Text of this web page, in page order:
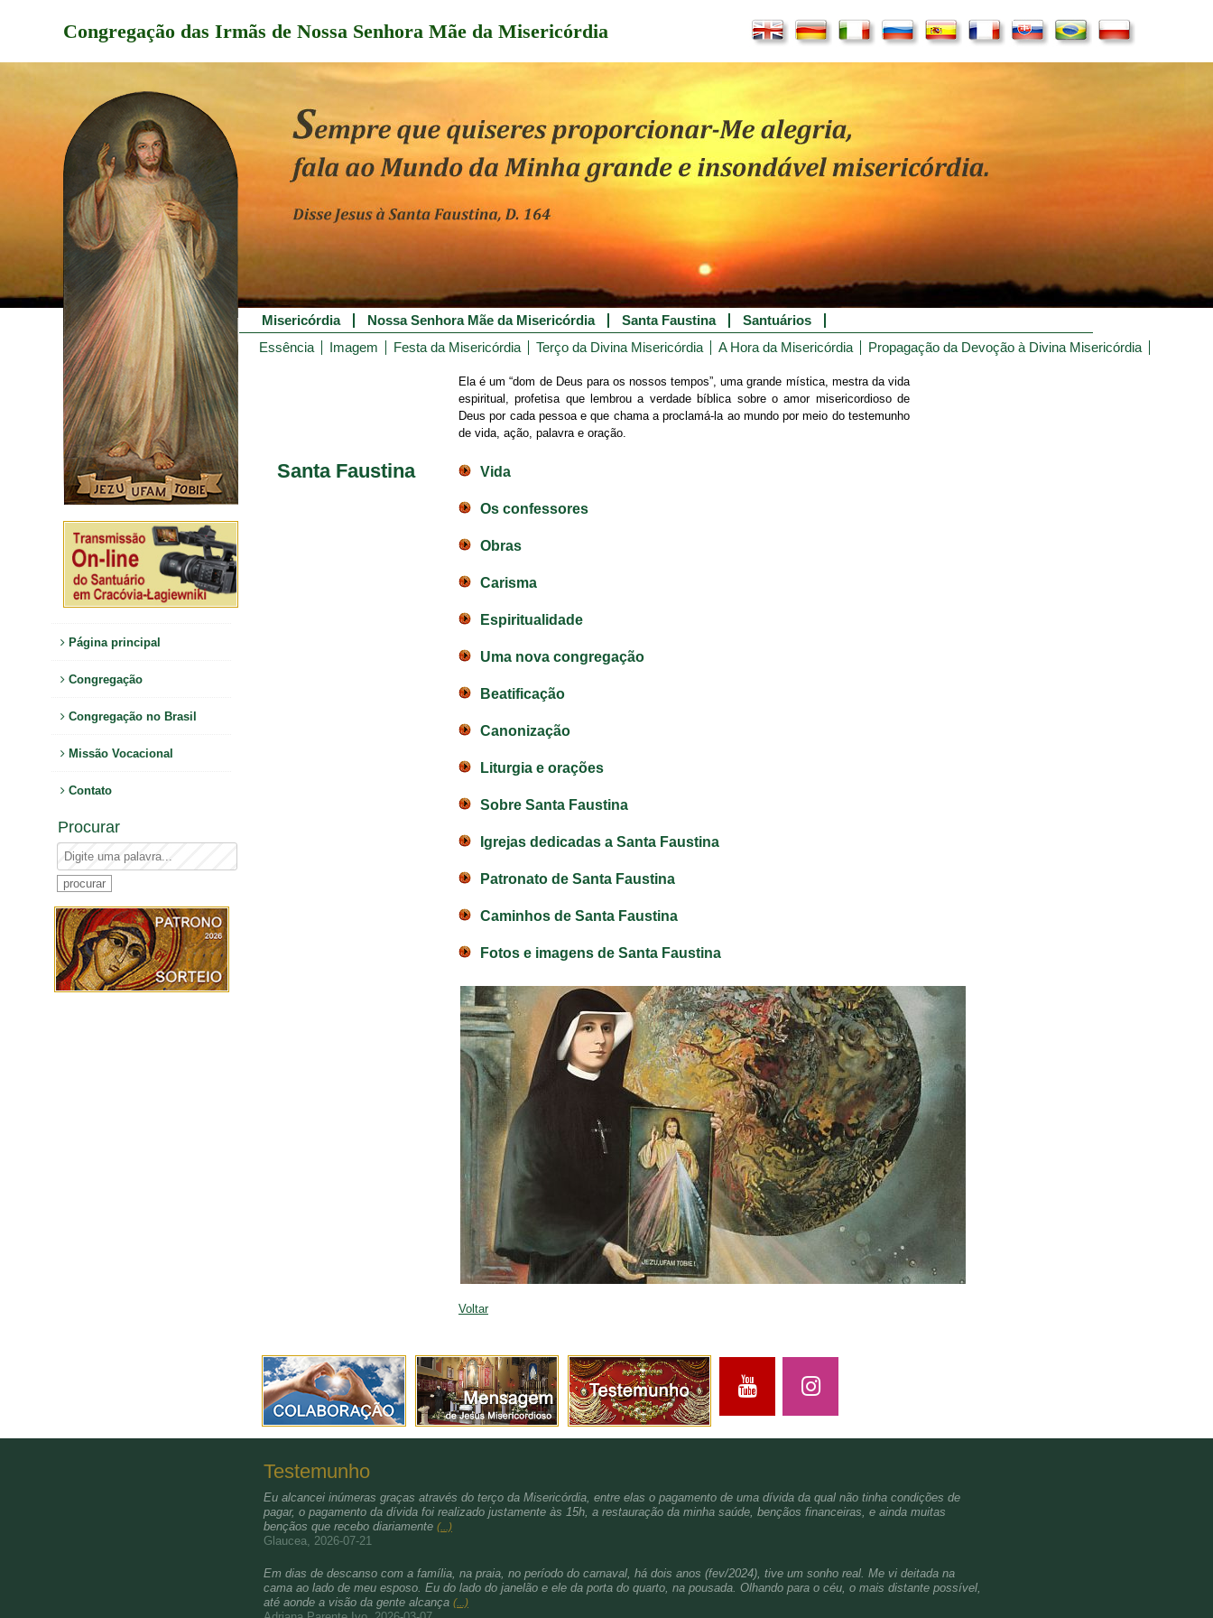
Congregação das Irmãs de Nossa Senhora Mãe da Misericórdia
Página principal
Congregação
Congregação no Brasil
Missão Vocacional
Contato
Procurar
Misericórdia Nossa Senhora Mãe da Misericórdia Santa Faustina
Santuários
Essência
Imagem Festa da Misericórdia Terço da Divina Misericórdia A Hora da Misericórdia Propagação da Devoção à Divina Misericórdia
Santa Faustina
Ela é um “dom de Deus para os nossos tempos”, uma grande mística, mestra da vida
espiritual, profetisa que lembrou a verdade bíblica sobre o amor misericordioso de
Deus por cada pessoa e que chama a proclamá-la ao mundo por meio do testemunho
de vida, ação, palavra e oração.
Vida
Os confessores
Obras
Carisma
Espiritualidade
Uma nova congregação
Beatificação
Canonização
Liturgia e orações
Sobre Santa Faustina
Igrejas dedicadas a Santa Faustina
Patronato de Santa Faustina
Caminhos de Santa Faustina
Fotos e imagens de Santa Faustina
Voltar
Testemunho
Eu alcancei inúmeras graças através do terço da Misericórdia, entre elas o pagamento de uma dívida da qual não tinha condições de
pagar, o pagamento da dívida foi realizado justamente às 15h, a restauração da minha saúde, bençãos financeiras, e ainda muitas
bençãos que recebo diariamente (...)
Glaucea, 2026-07-21
Em dias de descanso com a família, na praia, no período do carnaval, há dois anos (fev/2024), tive um sonho real. Me vi deitada na
cama ao lado de meu esposo. Eu do lado do janelão e ele da porta do quarto, na pousada. Olhando para o céu, o mais distante possível,
até aonde a visão da gente alcança (...)